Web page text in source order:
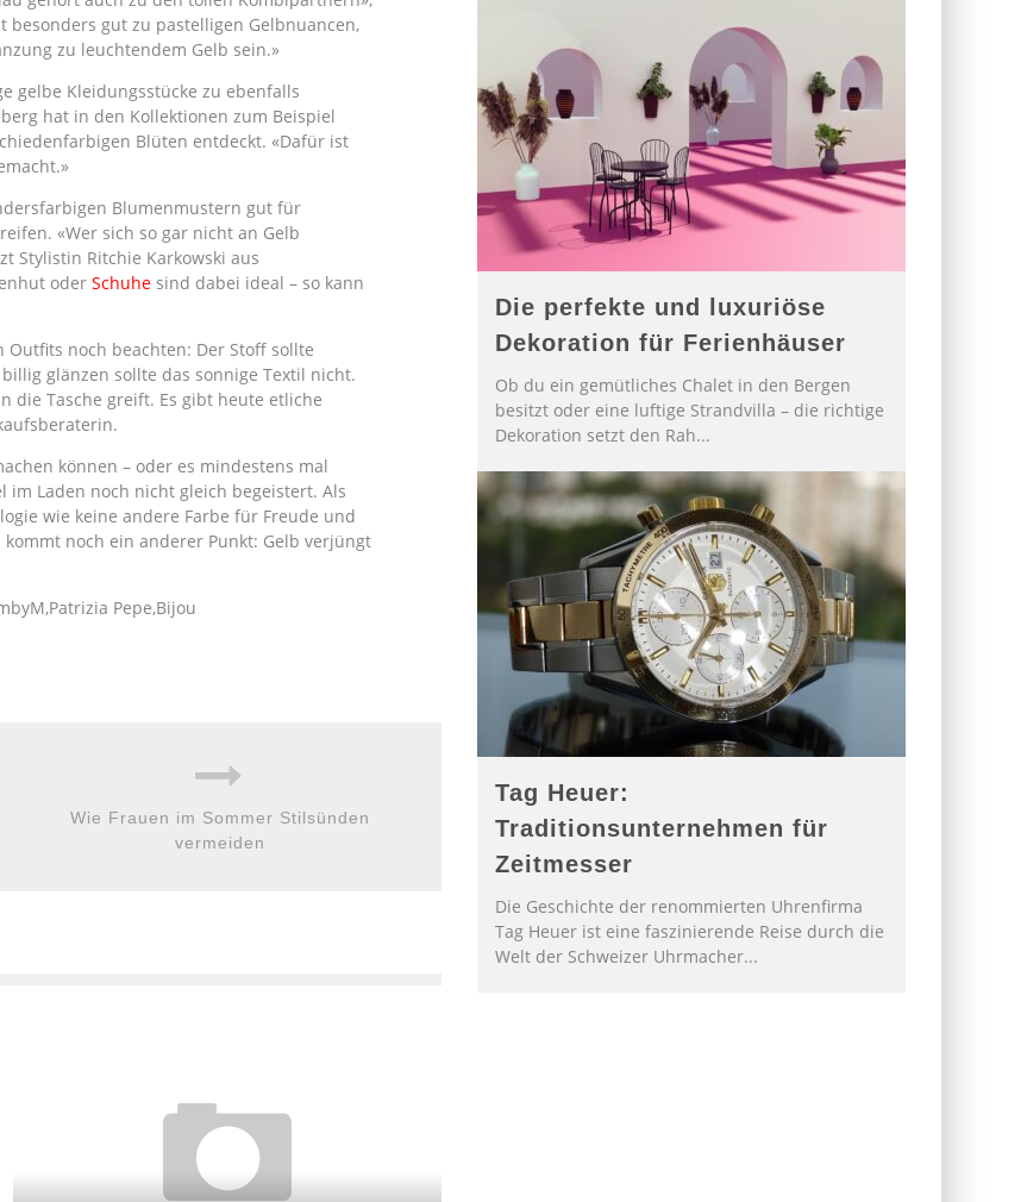
besonders gut zu pastelligen Gelbnuancen,
zu leuchtendem Gelb sein.»
gelbe Kleidungsstücke zu ebenfalls
hat in den Kollektionen zum Beispiel
Blüten entdeckt. «Dafür ist
Blumenmustern gut für
«Wer sich so gar nicht an Gelb
Stylistin Ritchie Karkowski aus
oder Schuhe sind dabei ideal – so kann
Outfits noch beachten: Der Stoff sollte
glänzen sollte das sonnige Textil nicht.
die Tasche greift. Es gibt heute etliche
können – oder es mindestens mal
Laden noch nicht gleich begeistert. Als
wie keine andere Farbe für Freude und
noch ein anderer Punkt: Gelb verjüngt
Pepe,Bijou
Wie Frauen im Sommer Stilsünden
vermeiden
Die perfekte und luxuriöse
Dekoration für Ferienhäuser
Ob du ein gemütliches Chalet in den Bergen
besitzt oder eine luftige Strandvilla – die richtige
Dekoration setzt den Rah...
Tag Heuer:
Traditionsunternehmen für
Zeitmesser
Die Geschichte der renommierten Uhrenfirma
Tag Heuer ist eine faszinierende Reise durch die
Welt der Schweizer Uhrmacher...